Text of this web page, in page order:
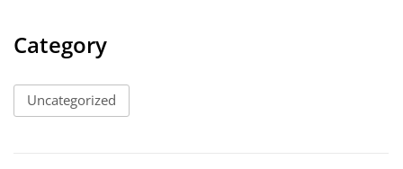
Category
Uncategorized